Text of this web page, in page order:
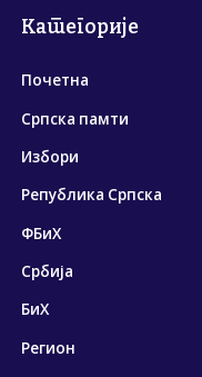
Категорије
Почетна
Српска памти
Избори
Република Српска
ФБиХ
Србија
БиХ
Регион